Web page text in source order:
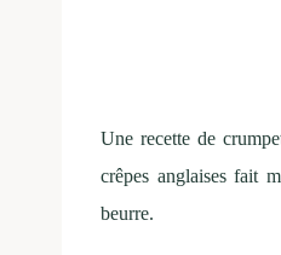
Une recette de
crêpes anglaises fait
beurre.